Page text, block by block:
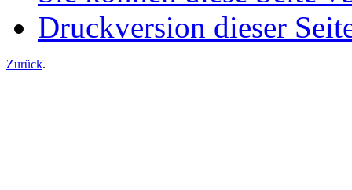
Druckversion dieser
Zurück.